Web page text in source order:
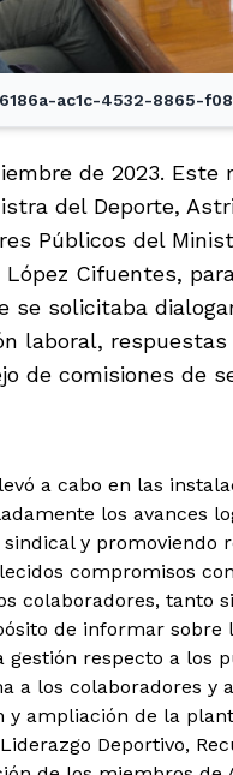
ac1c-4532-8865-
de 2023.
del Deporte,
Públicos del
Cifuentes,
se solicitaba
laboral,
de comisiones de
a cabo en las
los avances
y promoviendo
compromisos
colaboradores, tanto
de informar sobre
respecto a los
a los colaboradores y
ampliación de la
Deportivo,